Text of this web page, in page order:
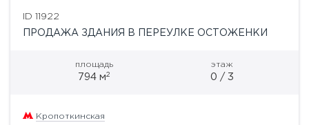
ID 11922
ПРОДАЖА ЗДАНИЯ В ПЕРЕУЛКЕ ОСТОЖЕНКИ
площадь
794 м2
этаж
0 / 3
Кропоткинская